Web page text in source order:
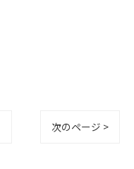
次のページ >